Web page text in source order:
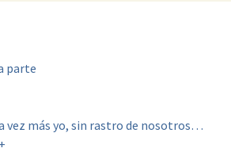
parte
vez más yo, sin rastro de nosotros…